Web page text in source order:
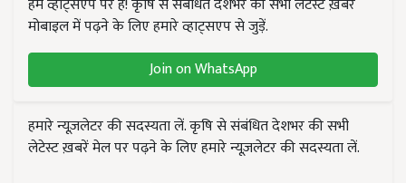
मोबाइल में पढ़ने के लिए हमारे व्हाट्सएप से जुड़ें.
Join on WhatsApp
हमारे न्यूज़लेटर की सदस्यता लें. कृषि से संबंधित देशभर की सभी
लेटेस्ट ख़बरें मेल पर पढ़ने के लिए हमारे न्यूज़लेटर की सदस्यता लें.